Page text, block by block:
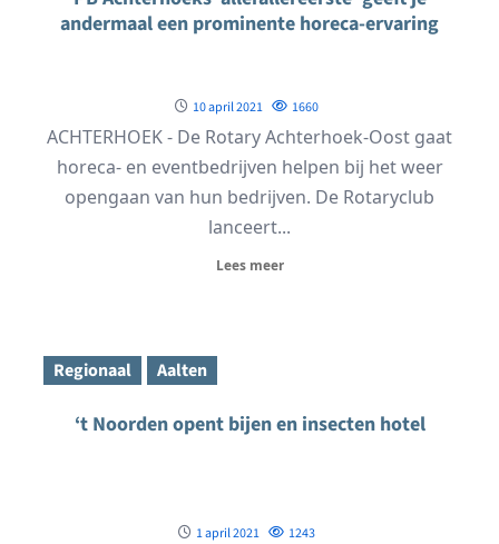
andermaal een prominente horeca-ervaring
10 april 2021 1660
ACHTERHOEK - De Rotary Achterhoek-Oost gaat
horeca- en eventbedrijven helpen bij het weer
opengaan van hun bedrijven. De Rotaryclub
lanceert...
Lees meer
Regionaal Aalten
‘t Noorden opent bijen en insecten hotel
1 april 2021 1243